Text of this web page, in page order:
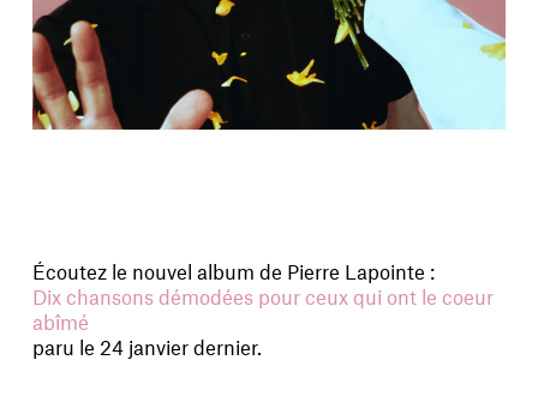
Écoutez le nouvel album de Pierre Lapointe :
Dix chansons démodées pour ceux qui ont le coeur
abîmé
paru le 24 janvier dernier.